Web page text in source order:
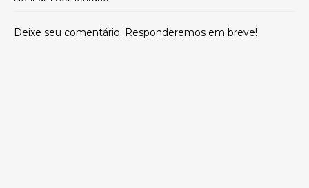
Deixe seu comentário. Responderemos em breve!